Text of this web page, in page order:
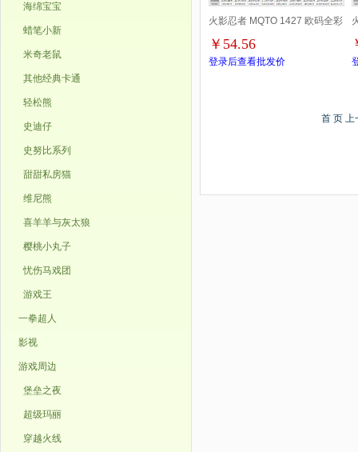
海绵宝宝
蜡笔小新
米奇老鼠
其他经典卡通
轻松熊
史迪仔
史努比系列
甜甜私房猫
维尼熊
喜羊羊与灰太狼
樱桃小丸子
忧伤马戏团
游戏王
一拳超人
影视
游戏周边
堡垒之夜
超级玛丽
穿越火线
火影忍者 MQTO 1427 欧码全彩
印花短袖T恤-2XS-4XL共9个码
￥54.56
登录后查看批发价
首 页